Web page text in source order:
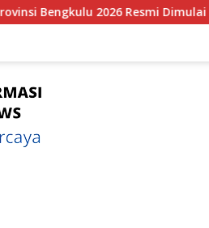
Kisah Pulau Enggano